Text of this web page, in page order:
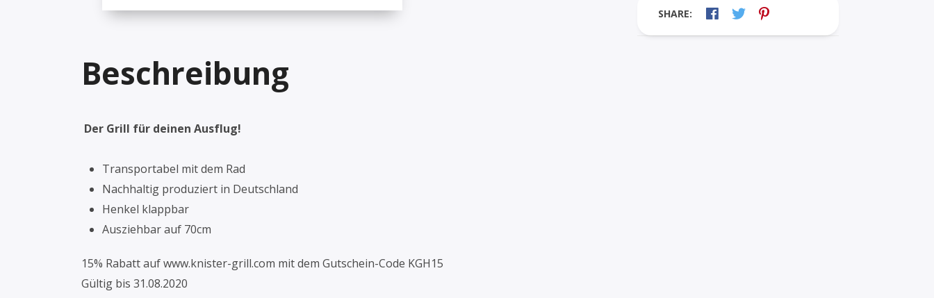
SHARE:
Beschreibung
Der Grill für deinen Ausflug!
Transportabel mit dem Rad
Nachhaltig produziert in Deutschland
Henkel klappbar
Ausziehbar auf 70cm
15% Rabatt auf www.knister-grill.com mit dem Gutschein-Code KGH15
Gültig bis 31.08.2020